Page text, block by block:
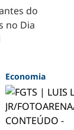
do
no Dia
Economia